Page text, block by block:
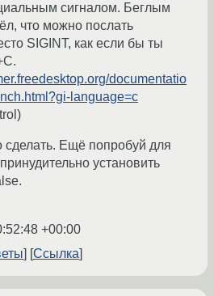
сигналом. Беглым
что можно послать
SIGINT, как если бы ты
documentatio
language=c
сделать. Ещё попробуй для
установить
+00:00
Ссылка